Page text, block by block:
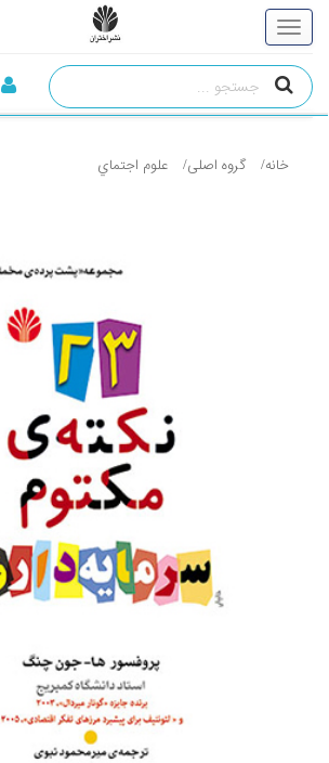
خانه گروه اصلی علوم اجتماي